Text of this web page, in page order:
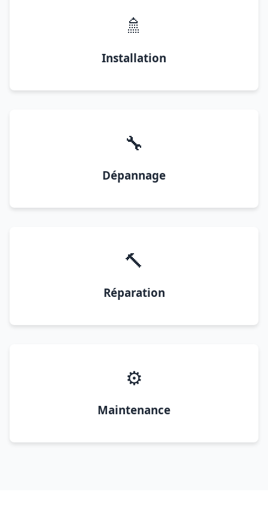
🚿
Installation
🔧
Dépannage
🔨
Réparation
⚙️
Maintenance